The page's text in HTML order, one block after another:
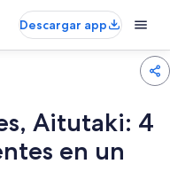
Descargar app
Aitutaki: 4
en un